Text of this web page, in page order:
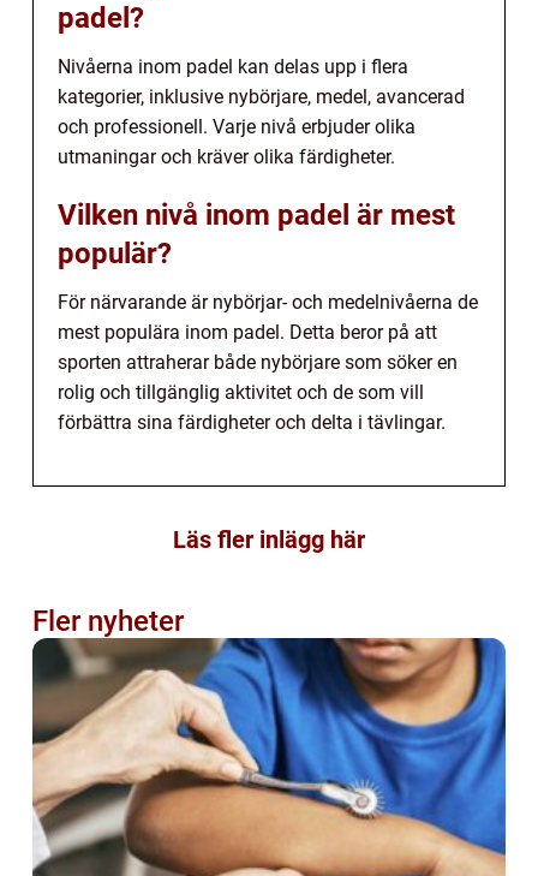
padel?
Nivåerna inom padel kan delas upp i flera
kategorier, inklusive nybörjare, medel, avancerad
och professionell. Varje nivå erbjuder olika
utmaningar och kräver olika färdigheter.
Vilken nivå inom padel är mest
populär?
För närvarande är nybörjar- och medelnivåerna de
mest populära inom padel. Detta beror på att
sporten attraherar både nybörjare som söker en
rolig och tillgänglig aktivitet och de som vill
förbättra sina färdigheter och delta i tävlingar.
Läs fler inlägg här
Fler nyheter